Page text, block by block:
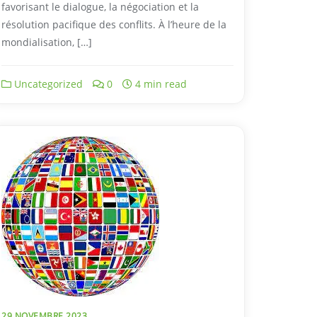
favorisant le dialogue, la négociation et la
résolution pacifique des conflits. À l’heure de la
mondialisation, […]
Uncategorized 0 4 min read